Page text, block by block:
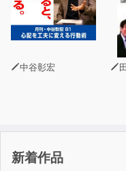
中谷彰宏
新着作品